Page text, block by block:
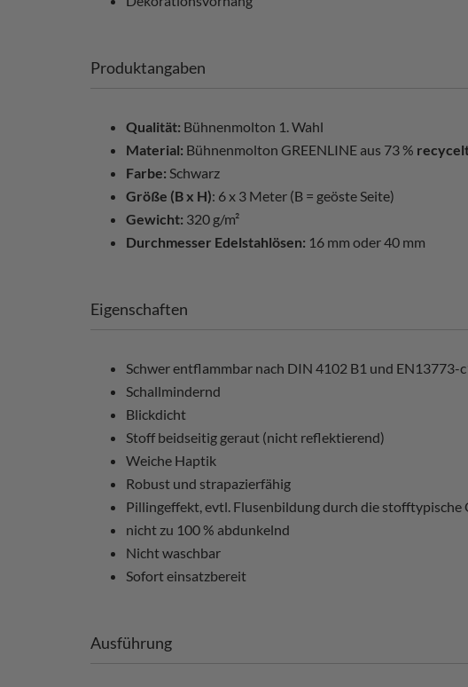
Produktangaben
Qualität: Bühnenmolton 1. Wahl
Material: Bühnenmolton GREENLINE aus 73 %
Farbe: Schwarz
Größe (B x H): 6 x 3 Meter (B = geöste Seite)
Gewicht: 320 g/m²
Durchmesser Edelstahlösen: 16 mm oder 40 mm
Eigenschaften
Schwer entflammbar nach DIN 4102 B1 und EN13773-
Schallmindernd
Blickdicht
Stoff beidseitig geraut (nicht reflektierend)
Weiche Haptik
Robust und strapazierfähig
Pillingeffekt, evtl. Flusenbildung durch die
nicht zu 100 % abdunkelnd
Nicht waschbar
Sofort einsatzbereit
Ausführung